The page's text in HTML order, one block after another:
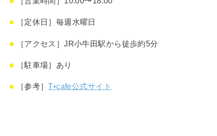
［定休日］毎週水曜日
［アクセス］JR小牛田駅から徒歩約5分
［駐車場］あり
［参考］T•cafe公式サイト